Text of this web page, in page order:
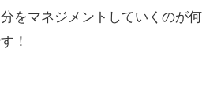
をマネジメントしていくのが何
！